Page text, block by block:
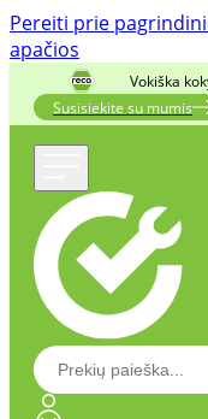
Pereiti prie
apačios
Vokiška
Susisiekite su mumis